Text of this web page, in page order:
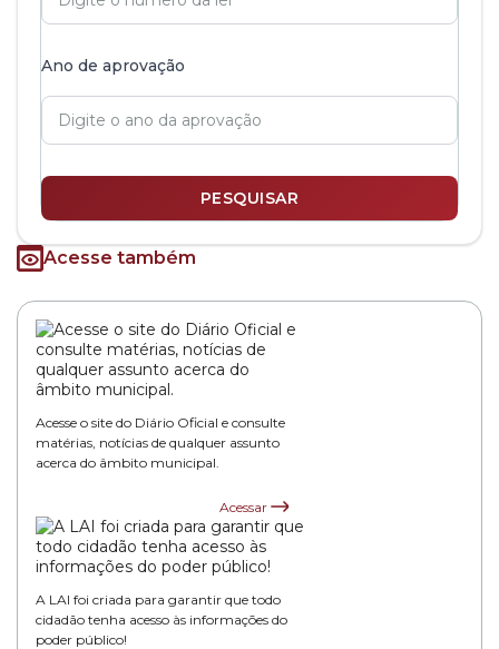
Ano de aprovação
PESQUISAR
Acesse também
Acesse o site do Diário Oficial e consulte
matérias, notícias de qualquer assunto
acerca do âmbito municipal.
Acessar
A LAI foi criada para garantir que todo
cidadão tenha acesso às informações do
poder público!